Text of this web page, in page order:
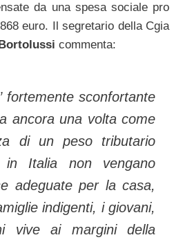
da una spesa sociale pro
euro. Il segretario della Cgia
commenta:
fortemente sconfortante
ancora una volta come
di un peso tributario
in Italia non vengano
adeguate per la casa,
indigenti, i giovani,
vive ai margini della